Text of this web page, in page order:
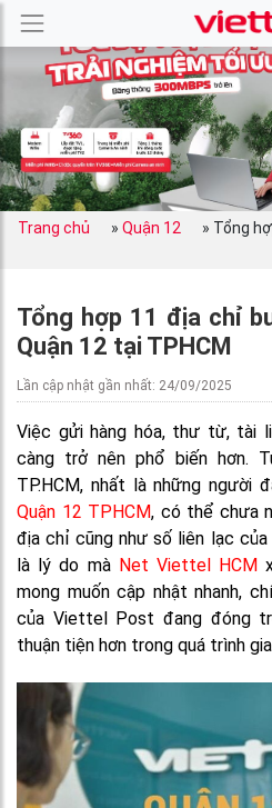
Trang chủ » Quận 12 » Tổng
Tổng hợp 11 địa chỉ
Quận 12 tại TPHCM
Lần cập nhật gần nhất: 24/09/2025
Việc gửi hàng hóa, thư từ, tài
càng trở nên phổ biến hơn.
TP.HCM, nhất là những người
Quận 12 TPHCM, có thể chưa
địa chỉ cũng như số liên lạc của
là lý do mà Net Viettel HCM
mong muốn cập nhật nhanh,
của Viettel Post đang đóng
thuận tiện hơn trong quá trình